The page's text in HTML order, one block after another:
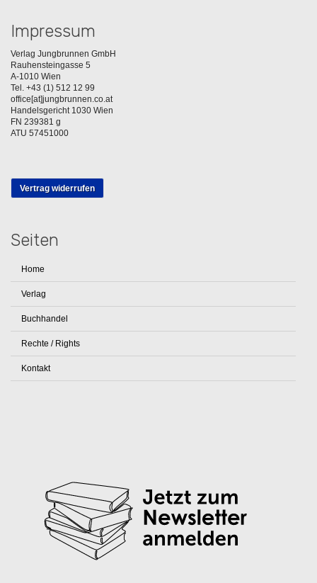
Impressum
Verlag Jungbrunnen GmbH
Rauhensteingasse 5
A-1010 Wien
Tel. +43 (1) 512 12 99
office[at]jungbrunnen.co.at
Handelsgericht 1030 Wien
FN 239381 g
ATU 57451000
Vertrag widerrufen
Seiten
Home
Verlag
Buchhandel
Rechte / Rights
Kontakt